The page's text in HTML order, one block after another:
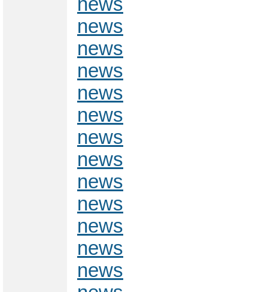
news
news
news
news
news
news
news
news
news
news
news
news